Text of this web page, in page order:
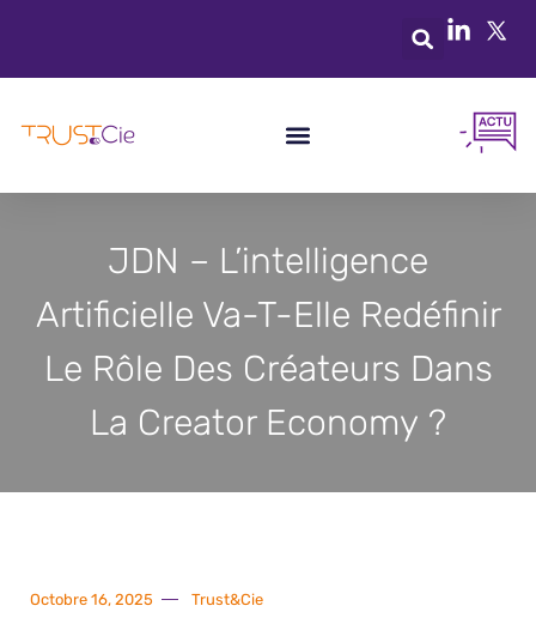
JDN – L’intelligence
Artificielle Va-T-Elle Redéfinir
Le Rôle Des Créateurs Dans
La Creator Economy ?
Octobre 16, 2025 Trust&Cie